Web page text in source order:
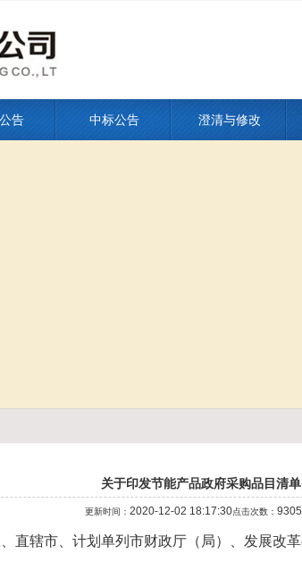
告 中标公告 澄清与修改
关于印发节能产品政府采购品目清
更新时间： 2020-12-02 18:17:30点击次数：
直辖市、计划单列市财政厅（局）、发展改